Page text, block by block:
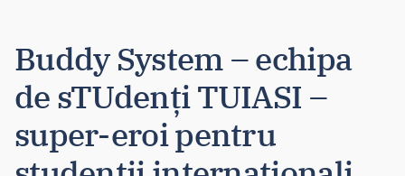
Buddy System – echipa
de sTUdenți TUIASI –
super-eroi pentru